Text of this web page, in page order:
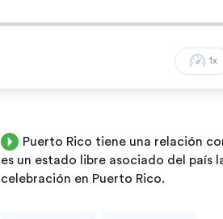
1x
Puerto Rico tiene una relación
es un estado libre asociado del país
celebración en Puerto Rico.